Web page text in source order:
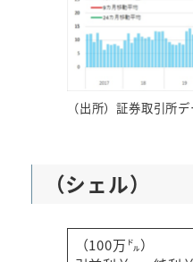
（出所）証券取引所
（シェル）
（100万